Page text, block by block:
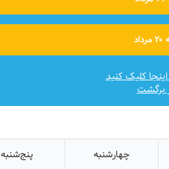
کلیک کنید
برگشت
چهارشنبه پنج‌شنبه